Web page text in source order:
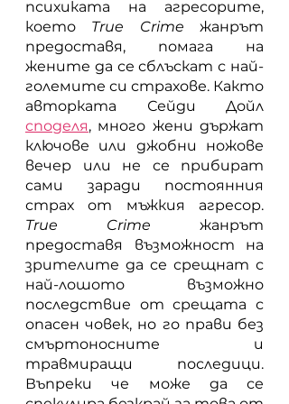
психиката на агресорите,
което True Crime жанрът
предоставя, помага на
жените да се сблъскат с най-
големите си страхове. Както
авторката Сейди Дойл
споделя, много жени държат
ключове или джобни ножове
вечер или не се прибират
сами заради постоянния
True Crime жанрът
предоставя възможност на
зрителите да се срещнат с
най-лошото възможно
последствие от срещата с
опасен човек, но го прави без
смъртоносните и
травмиращи последици.
Въпреки че може да се